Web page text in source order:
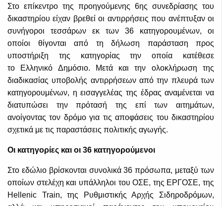
Στο επίκεντρο της προηγούμενης 6ης συνεδρίασης του
δικαστηρίου είχαν βρεθεί οι αντιρρήσεις που ανέπτυξαν οι
συνήγοροι τεσσάρων εκ των 36 κατηγορουμένων, οι
οποίοι θίγονται από τη δήλωση παράσταση προς
υποστήριξη της κατηγορίας την οποία κατέθεσε
το Ελληνικό Δημόσιο. Μετά και την ολοκλήρωση της
διαδικασίας υποβολής αντιρρήσεων από την πλευρά των
κατηγορουμένων, η εισαγγελέας της έδρας αναμένεται να
διατυπώσει την πρότασή της επί των αιτημάτων,
ανοίγοντας τον δρόμο για τις αποφάσεις του δικαστηρίου
σχετικά με τις παραστάσεις πολιτικής αγωγής.
Οι κατηγορίες και οι 36 κατηγορούμενοι
Στο εδώλιο βρίσκονται συνολικά 36 πρόσωπα, μεταξύ των
οποίων στελέχη και υπάλληλοι του ΟΣΕ, της ΕΡΓΟΣΕ, της
Hellenic Train, της Ρυθμιστικής Αρχής Σιδηροδρόμων,